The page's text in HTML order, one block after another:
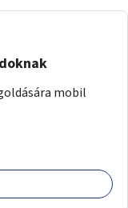
mobil